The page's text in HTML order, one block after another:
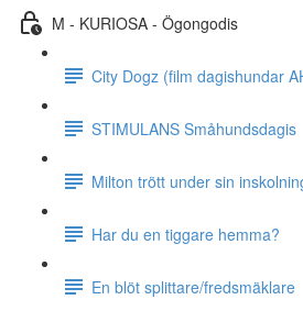
M - KURIOSA - Ögongodis
City Dogz (film dagishundar
STIMULANS Småhundsdagis
Milton trött under sin
Har du en tiggare hemma?
En blöt splittare/fredsmäklare